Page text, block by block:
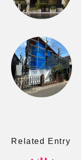
Related Entry